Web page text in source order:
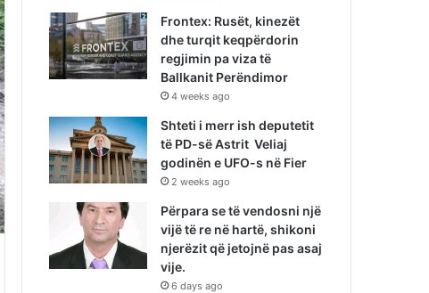
Frontex: Rusët, kinezët
dhe turqit keqpërdorin
regjimin pa viza të
Ballkanit Perëndimor
4 weeks ago
Shteti i merr ish deputetit
të PD-së Astrit Veliaj
godinën e UFO-s në Fier
2 weeks ago
Përpara se të vendosni një
vijë të re në hartë, shikoni
njerëzit që jetojnë pas asaj
vije.
6 days ago